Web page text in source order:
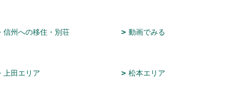
信州への移住・別荘 動画でみる
上田エリア 松本エリア